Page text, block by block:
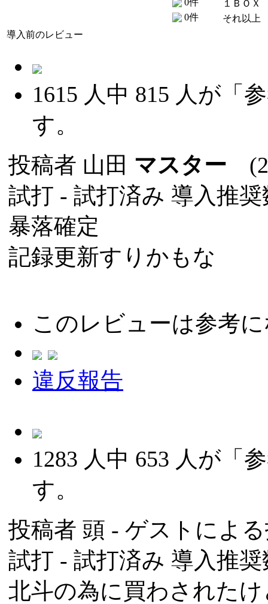
0件
１ＢＯＸ
それ以上
導入前のレビュー
1615 人中 815 人が「
す。
投稿者 山田 マスター
試打 - 試打済み 導入推
暴落確定
記録更新すりかもな
このレビューは参考
違反報告
1283 人中 653 人が「
す。
投稿者 頭 - ゲストによ
試打 - 試打済み 導入推
北斗の為に買わされた